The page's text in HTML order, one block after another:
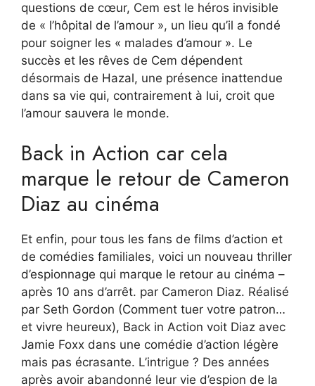
questions de cœur, Cem est le héros invisible
de « l’hôpital de l’amour », un lieu qu’il a fondé
pour soigner les « malades d’amour ». Le
succès et les rêves de Cem dépendent
désormais de Hazal, une présence inattendue
dans sa vie qui, contrairement à lui, croit que
l’amour sauvera le monde.
Back in Action car cela
marque le retour de Cameron
Diaz au cinéma
Et enfin, pour tous les fans de films d’action et
de comédies familiales, voici un nouveau thriller
d’espionnage qui marque le retour au cinéma –
après 10 ans d’arrêt. par Cameron Diaz. Réalisé
par Seth Gordon (Comment tuer votre patron…
et vivre heureux), Back in Action voit Diaz avec
Jamie Foxx dans une comédie d’action légère
mais pas écrasante. L’intrigue ? Des années
après avoir abandonné leur vie d’espion de la